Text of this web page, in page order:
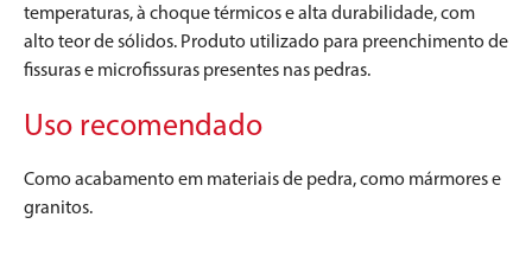
temperaturas, à choque térmicos e alta durabilidade, com
alto teor de sólidos. Produto utilizado para preenchimento de
fissuras e microfissuras presentes nas pedras.
Uso recomendado
Como acabamento em materiais de pedra, como mármores e
granitos.